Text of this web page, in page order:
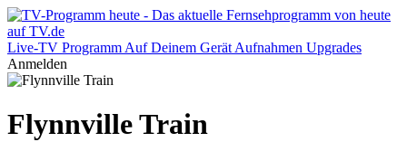
Live-TV Programm Auf Deinem Gerät Aufnahmen Upgrades
Anmelden
Flynnville Train